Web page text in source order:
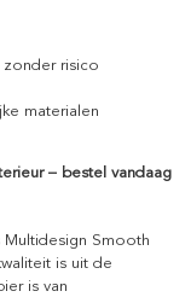
risico
materialen
– bestel vandaag
Smooth
is uit de
is van